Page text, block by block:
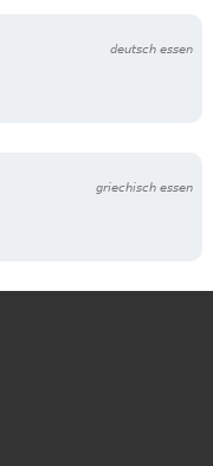
deutsch essen
griechisch essen